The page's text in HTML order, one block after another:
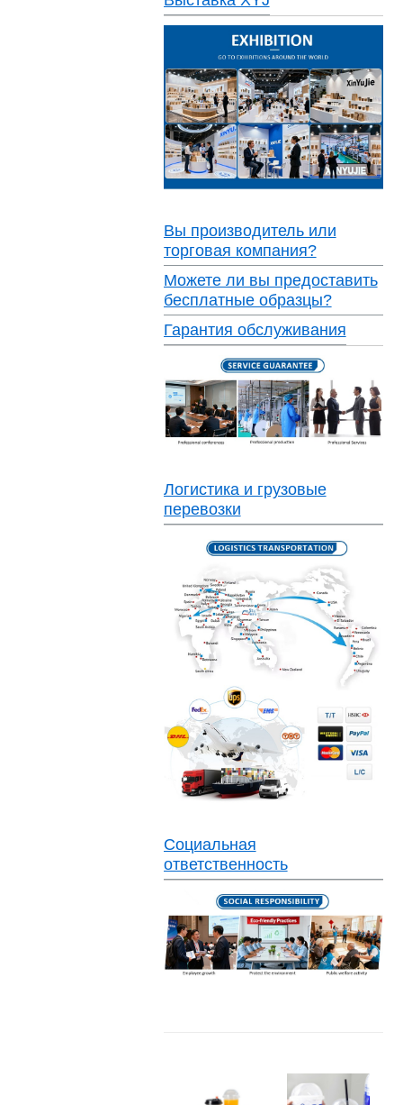
Вы производитель или
торговая компания?
Можете ли вы предоставить
бесплатные образцы?
Гарантия обслуживания
Логистика и грузовые
перевозки
Социальная
ответственность